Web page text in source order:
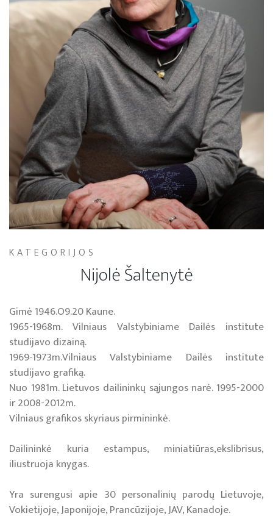
KATEGORIJOS
Nijolė Šaltenytė
Gimė 1946.O9.20 Kaune.
1965-1968m. Vilniaus Valstybiniame Dailės institute
studijavo dizainą.
1969-1973m.Vilniaus Valstybiniame Dailės institute
studijavo grafiką.
Nuo 1981m. Lietuvos dailininkų sąjungos narė. 1995-2000
ir 2008-2012m.
Vilniaus grafikos skyriaus pirmininkė.
Dailininkė kuria estampus, miniatiūras,ekslibrisus,
iliustruoja knygas.
Yra surengusi apie 30 personalinių parodų Lietuvoje,
Vokietijoje, Japonijoje, Prancūzijoje, JAV, Kanadoje.